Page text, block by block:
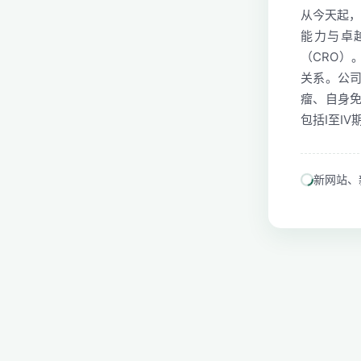
从今天起
能力与卓
（CRO
关系。公
瘤、自身
包括I至IV
新网站